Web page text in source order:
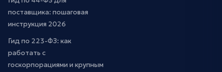
поставщика: пошаговая
инструкция 2026
Гид по 223-ФЗ: как
работать с
госкорпорациями и крупным